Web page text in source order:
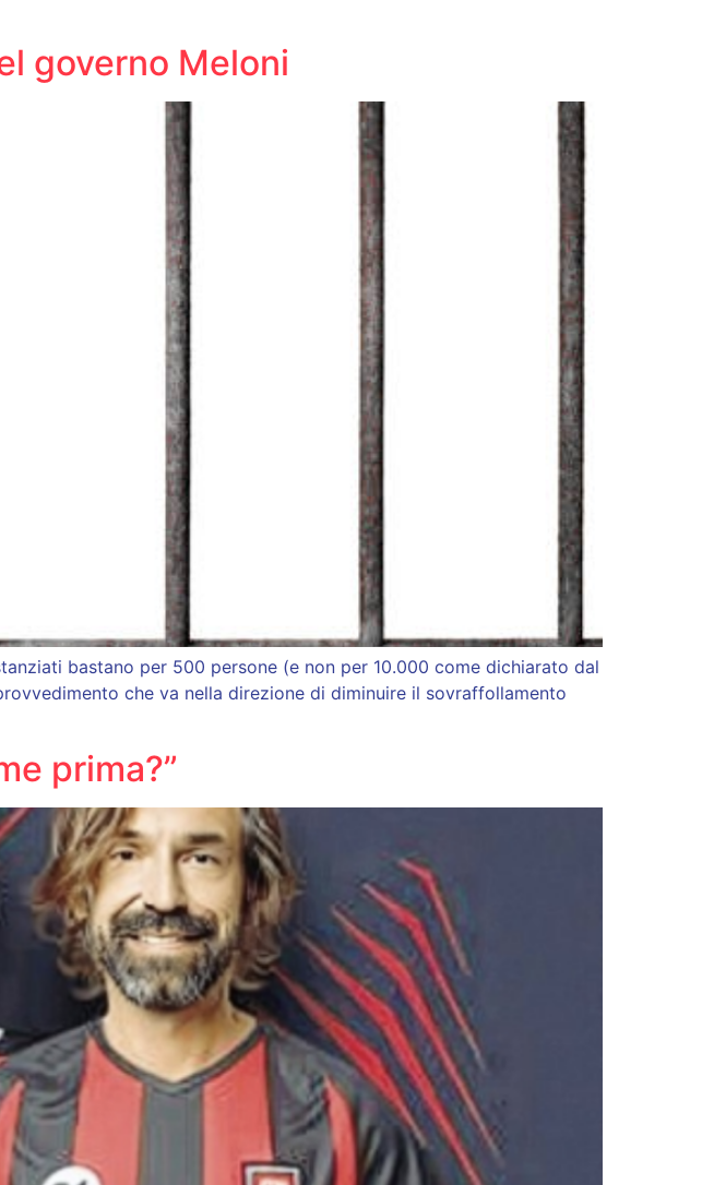
governo Meloni
bastano per 500 persone (e non per 10.000 come dichiarato dal
che va nella direzione di diminuire il sovraffollamento
prima?”